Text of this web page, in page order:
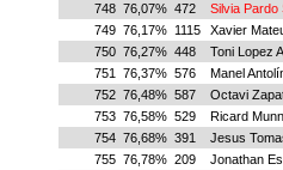
748 76,07% 472 Silvia Pardo
749 76,17% 1115 Xavier
750 76,27% 448 Toni Lopez
751
76,37% 576 Manel
752 76,48% 587 Octavi
753 76,58% 529 Ricard
754 76,68% 391 Jesus
755 76,78% 209 Jonathan